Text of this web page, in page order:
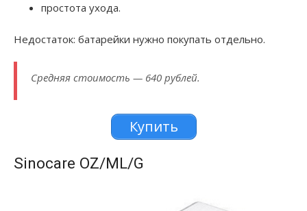
простота ухода.
Недостаток: батарейки нужно покупать отдельно.
Средняя стоимость — 640 рублей.
Купить
Sinocare OZ/ML/G